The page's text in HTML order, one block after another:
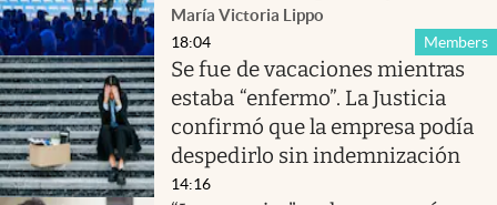
María Victoria Lippo
Members
18:04
Se fue de vacaciones mientras
estaba “enfermo”. La Justicia
confirmó que la empresa podía
despedirlo sin indemnización
14:16